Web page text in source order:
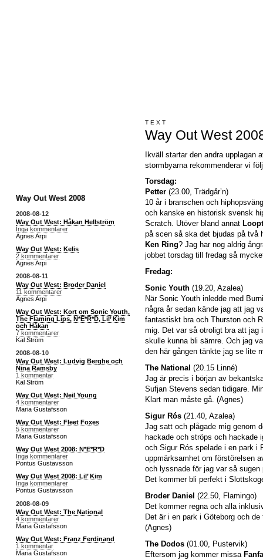
Way Out West 2008
2008-08-12
Way Out West: Håkan Hellström
Inga kommentarer
Agnes Arpi
Way Out West: Kelis
2 kommentarer
Agnes Arpi
2008-08-11
Way Out West: Broder Daniel
11 kommentarer
Agnes Arpi
Way Out West: Kort om Sonic Youth,
The Flaming Lips, N*E*R*D, Lil’ Kim
och Håkan
7 kommentarer
Kal Ström
2008-08-10
Way Out West: Ludvig Berghe och
Nina Ramsby
1 kommentar
Kal Ström
Way Out West: Neil Young
4 kommentarer
Maria Gustafsson
Way Out West: Fleet Foxes
5 kommentarer
Maria Gustafsson
Way Out West 2008: N*E*R*D
Inga kommentarer
Pontus Gustavsson
Way Out West 2008: Lil’ Kim
Inga kommentarer
Pontus Gustavsson
2008-08-09
Way Out West: The National
4 kommentarer
Maria Gustafsson
Way Out West: Franz Ferdinand
1 kommentar
Maria Gustafsson
TEXT
Way Out West
Ikväll startar den andra upplagan
stormbyarna rekommenderar vi
Torsdag:
Petter (23.00, Trädgår’n)
10 år i branschen och
och kanske en historisk svensk
Scratch. Utöver bland annat
på scen så ska det bjudas på två
Ken Ring? Jag har nog aldrig
jobbet torsdag till fredag så
Fredag:
Sonic Youth (19.20, Azalea)
När Sonic Youth inledde med
några år sedan kände jag att jag
fantastiskt bra och Thurston och
mig. Det var så otroligt bra att
skulle kunna bli sämre. Och jag
den här gången tänkte jag se lite
The National (20.15 Linné)
Jag är precis i början av
Sufjan Stevens sedan tidigare.
Klart man måste gå. (Agnes)
Sigur Rós (21.40, Azalea)
Jag satt och plågade mig genom
hackade och ströps och hackade
och Sigur Rós spelade i en park i
uppmärksamhet om förstörelsen
och lyssnade för jag var så
Det kommer bli perfekt i
Broder Daniel (22.50, Flamingo)
Det kommer regna och alla
Det är i en park i Göteborg och
(Agnes)
The Dodos (01.00, Pustervik)
Eftersom jag kommer missa